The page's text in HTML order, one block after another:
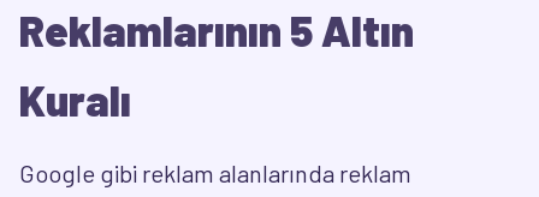
Reklamlarının 5 Altın
Kuralı
Google gibi reklam alanlarında reklam